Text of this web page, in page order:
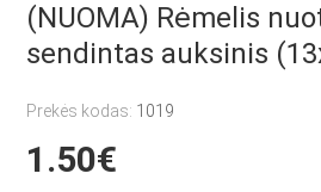
(NUOMA) Rėmelis
sendintas auksinis
Prekės kodas: 1019
1.50€